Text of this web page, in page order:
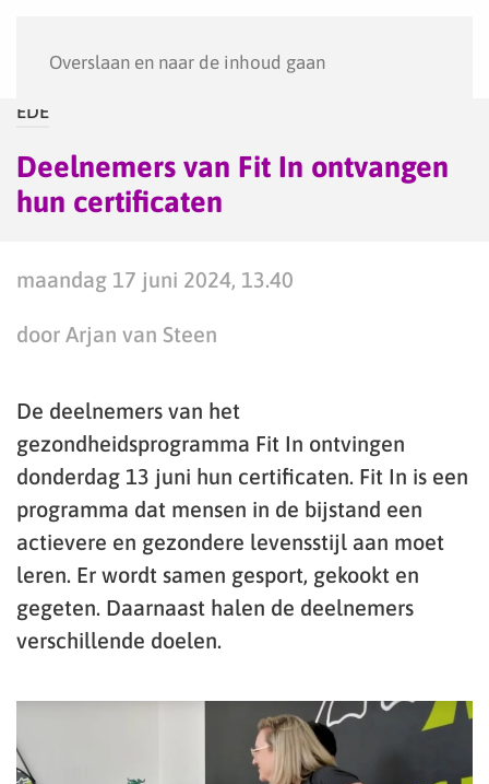
Overslaan en naar de inhoud gaan
EDE
Deelnemers van Fit In ontvangen
hun certificaten
maandag 17 juni 2024, 13.40
door Arjan van Steen
De deelnemers van het
gezondheidsprogramma Fit In ontvingen
donderdag 13 juni hun certificaten. Fit In is een
programma dat mensen in de bijstand een
actievere en gezondere levensstijl aan moet
leren. Er wordt samen gesport, gekookt en
gegeten. Daarnaast halen de deelnemers
verschillende doelen.